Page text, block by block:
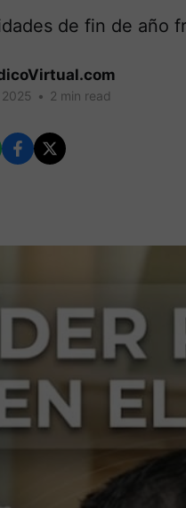
de fin de año
• 2 min read